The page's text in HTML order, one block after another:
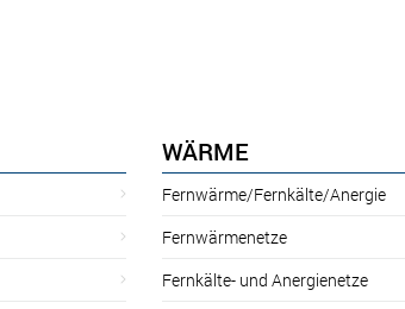
WÄRME
Fernwärme/Fernkälte/Anergie
Fernwärmenetze
Fernkälte- und Anergienetze